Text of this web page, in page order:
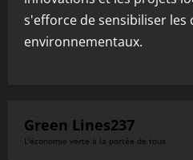
s'efforce de sensibiliser les
environnementaux.
Green Lines237
L'économie verte à la portée de tous